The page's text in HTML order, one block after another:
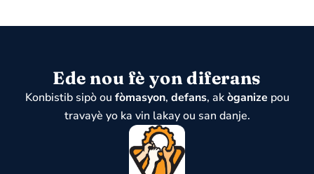
Ede nou fè yon diferans
Konbistib sipò ou fòmasyon, defans, akòganize pou
travayè yo ka vin lakay ou san danje.